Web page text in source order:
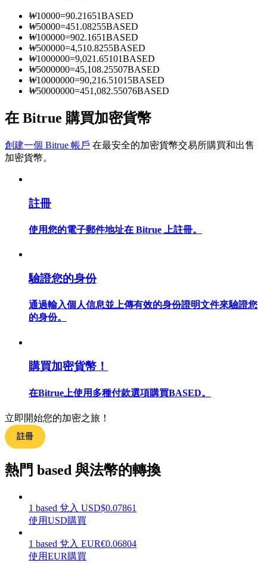
合約資訊
包含交易情況等的大數據分析
合約功能使用指南
學習如何保持盈利
理財
₩10000=90.21651BASED
₩50000=451.08255BASED
₩100000=902.1651BASED
₩500000=4,510.8255BASED
₩1000000=9,021.65101BASED
₩5000000=45,108.25507BASED
₩10000000=90,216.51015BASED
₩50000000=451,082.55076BASED
在 Bitrue 購買加密貨幣
創建一個 Bitrue 帳戶 在最安全的加密貨幣交易所購買和出售
加密貨幣。
註冊
使用您的電子郵件地址在 Bitrue 上註冊。
驗證您的身份
通過輸入個人信息並上傳有效的身份證明文件來驗證您
的身份。
購買加密貨幣！
在Bitrue上使用多種付款選項購買BASED。
立即開始您的加密之旅！
註冊
熱門 based 與法幣的轉換
1 based 兌入 USD$0.07861
使用USD購買
1 based 兌入 EUR€0.06804
使用EUR購買